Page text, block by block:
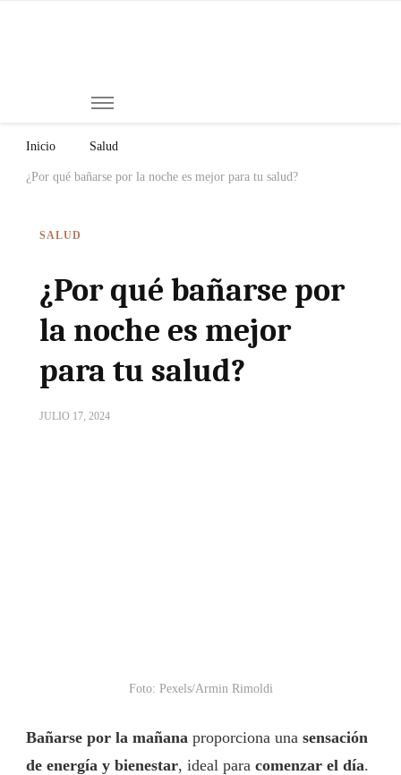
Inicio Salud
¿Por qué bañarse por la noche es mejor para tu salud?
SALUD
¿Por qué bañarse por
la noche es mejor
para tu salud?
JULIO 17, 2024
Foto: Pexels/Armin Rimoldi
Bañarse por la mañana proporciona una sensación
de energía y bienestar, ideal para comenzar el día.